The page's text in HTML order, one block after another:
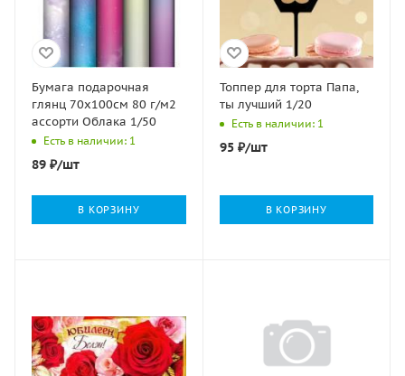
Бумага подарочная
глянц 70х100см 80 г/м2
ассорти Облака 1/50
Есть в наличии: 1
89 ₽/шт
В КОРЗИНУ
Топпер для торта Папа,
ты лучший 1/20
Есть в наличии: 1
95₽/шт
В КОРЗИНУ